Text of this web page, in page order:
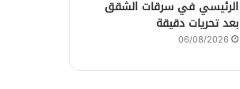
الرئيسي في سرقات الشقق
بعد تحريات دقيقة
06/08/2026